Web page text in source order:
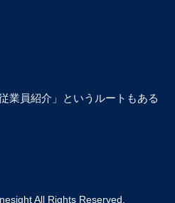
業員紹介」というルートもある
All Rights Reserved.